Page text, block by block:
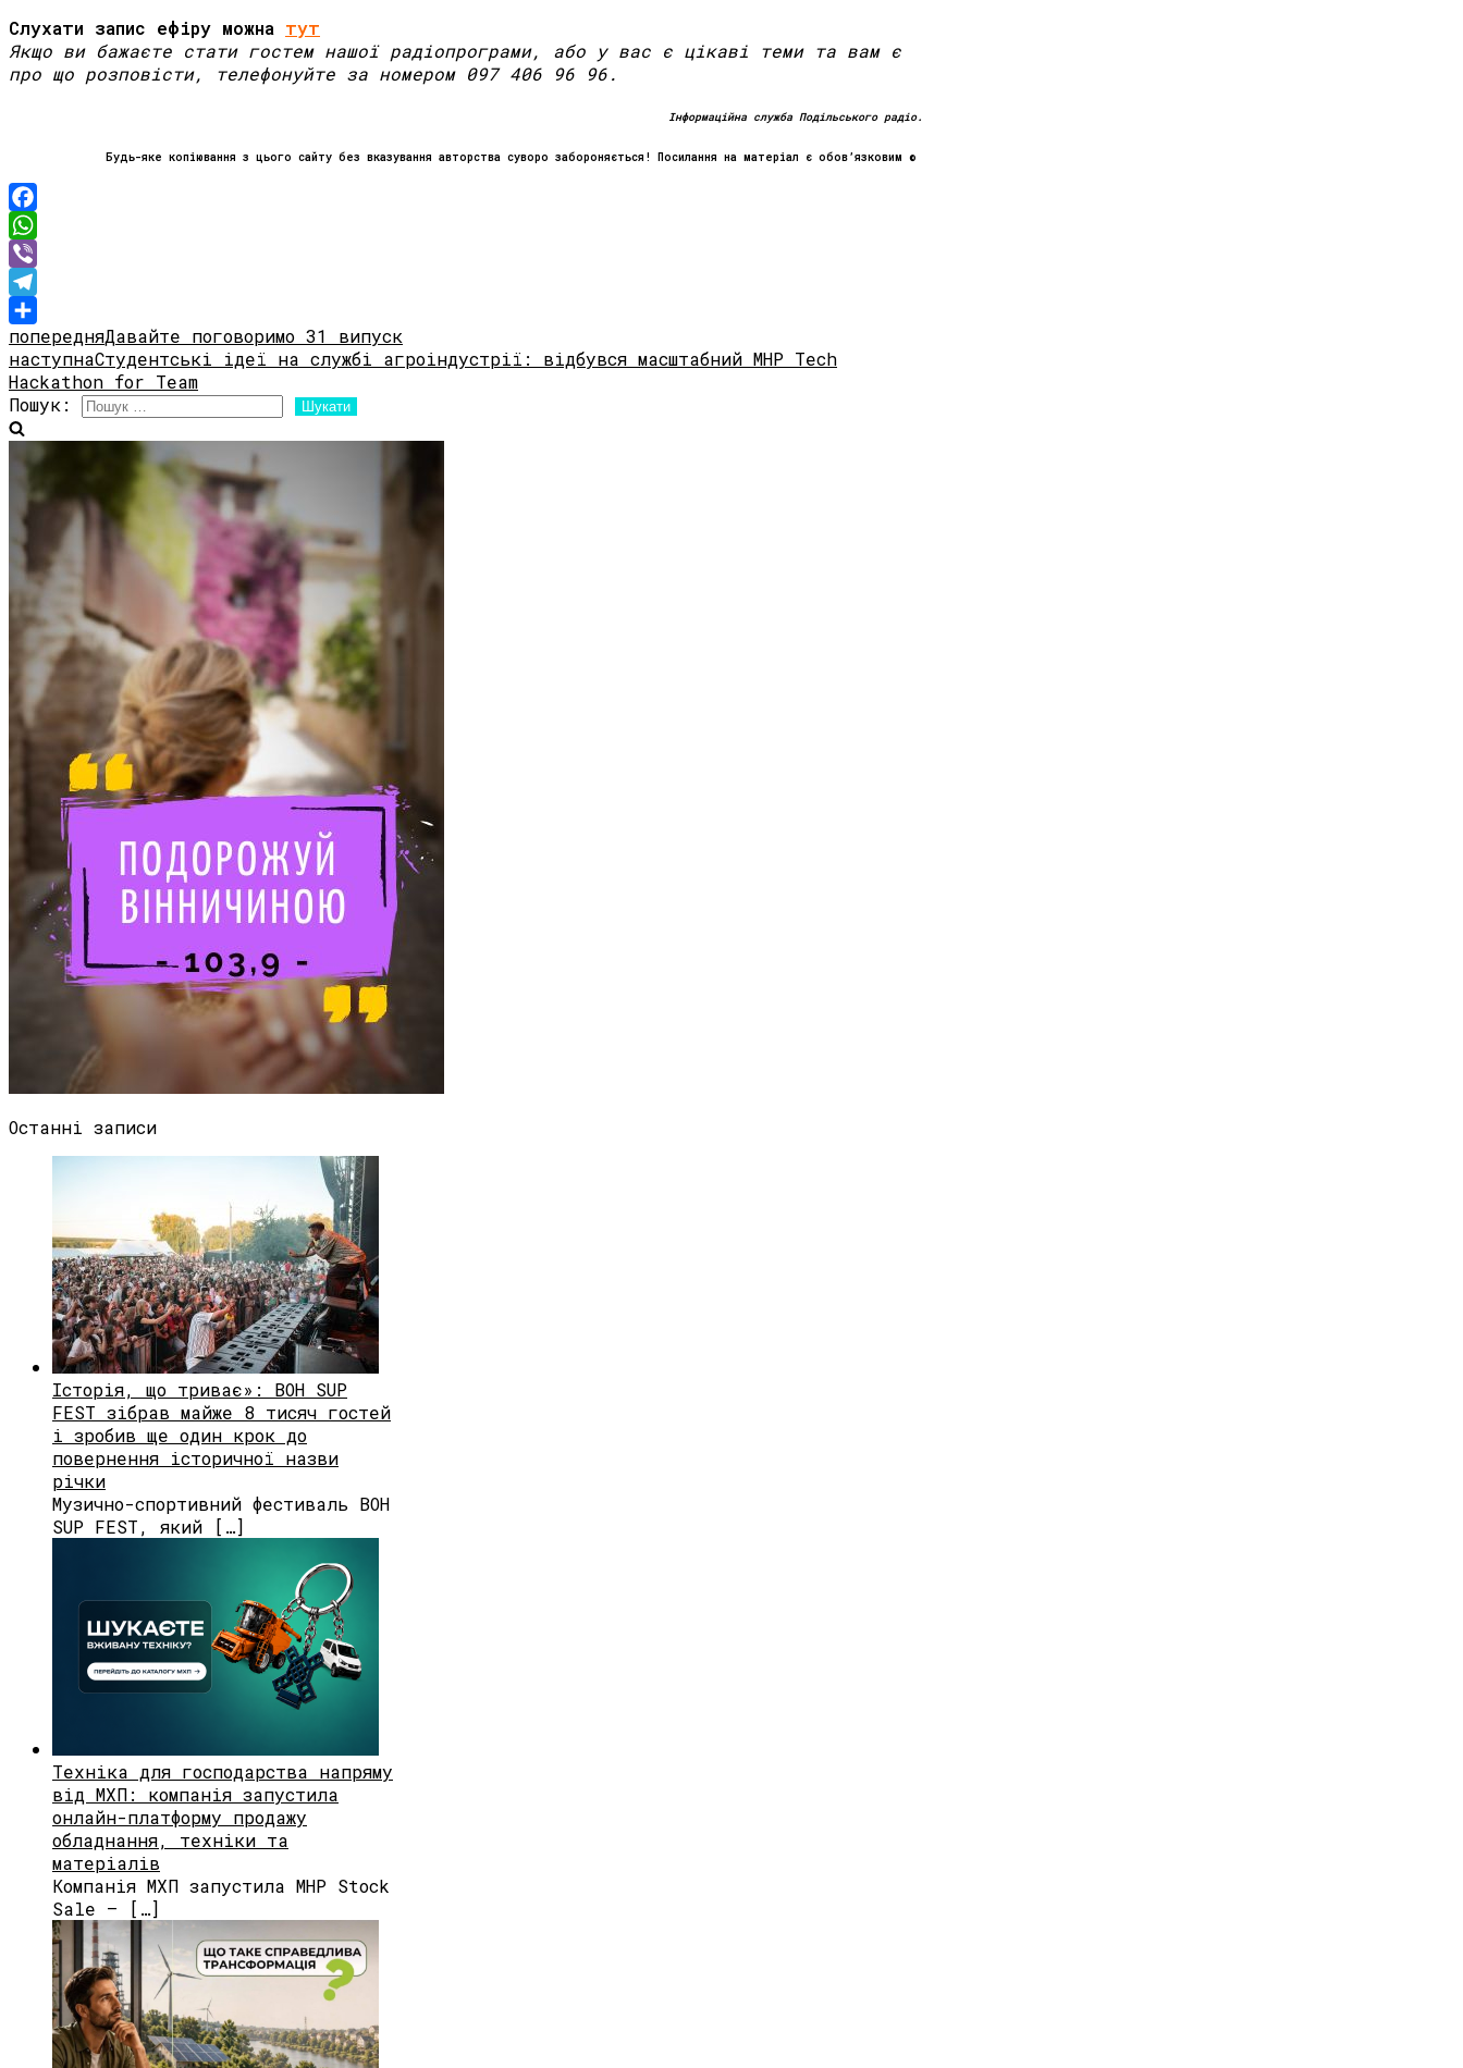
Слухати запис ефіру можна тут
Якщо ви бажаєте стати гостем нашої радіопрограми, або у вас є цікаві теми та вам є
про що розповісти, телефонуйте за номером 097 406 96 96.
Інформаційна служба Подільського радіо.
Будь-яке копіювання з цього сайту без вказування авторства суворо забороняється! Посилання на матеріал є обов’язковим ©
Facebook
WhatsApp
Viber
Telegram
Share
попередняДавайте поговоримо 31 випуск
наступнаСтудентські ідеї на службі агроіндустрії: відбувся масштабний MHP Tech
Hackathon for Team
Пошук:
Останні записи
Історія, що триває»: BOH SUP
FEST зібрав майже 8 тисяч гостей
і зробив ще один крок до
повернення історичної назви
річки
Музично-спортивний фестиваль BOH
SUP FEST, який […]
Техніка для господарства напряму
від МХП: компанія запустила
онлайн-платформу продажу
обладнання, техніки та
матеріалів
Компанія МХП запустила MHP Stock
Sale — […]